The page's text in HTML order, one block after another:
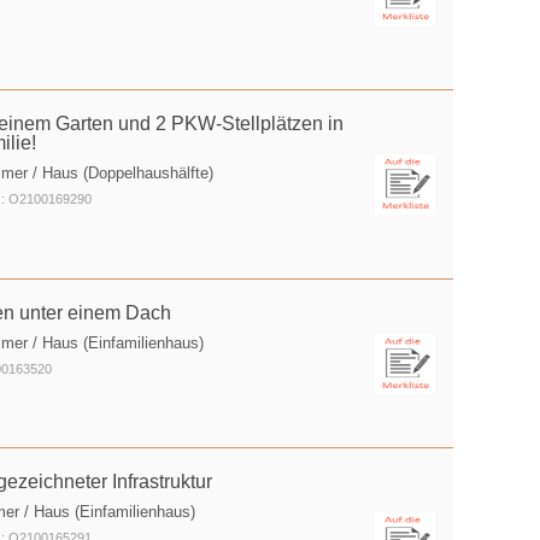
Garten und 2 PKW-Stellplätzen in
/ Haus (Doppelhaushälfte)
O2100169290
unter einem Dach
/ Haus (Einfamilienhaus)
Infrastruktur
/ Haus (Einfamilienhaus)